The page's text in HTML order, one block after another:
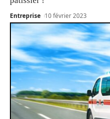
Entreprise 10 février 2023